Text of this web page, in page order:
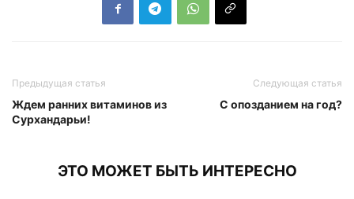
Предыдущая статья
Ждем ранних витаминов из
Сурхандарьи!
Следующая статья
С опозданием на год?
ЭТО МОЖЕТ БЫТЬ ИНТЕРЕСНО